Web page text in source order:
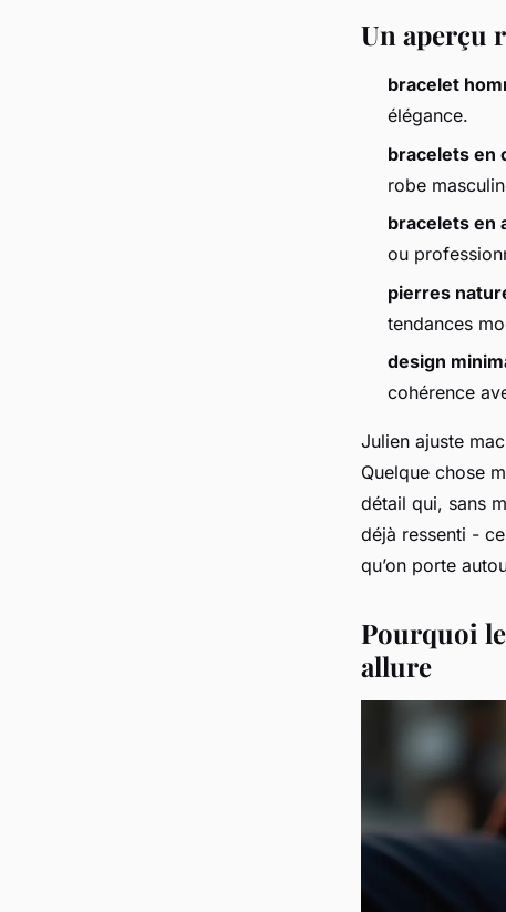
Un aperçu
bracelet
élégance.
bracelets en
robe
bracelets en
ou
pierres
tendances
design
cohérence
Julien ajuste
Quelque chose
détail qui, sans
déjà ressenti -
qu’on porte
Pourquoi
allure